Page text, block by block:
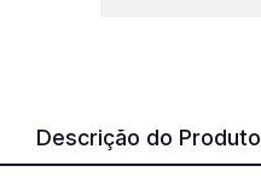
Descrição do Produto